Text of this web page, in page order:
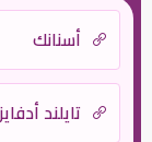
أسنانك
تايلند